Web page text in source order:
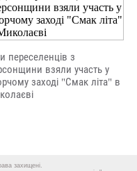
переселенців з
взяли участь у
заході "Смак літа" в
захищені.